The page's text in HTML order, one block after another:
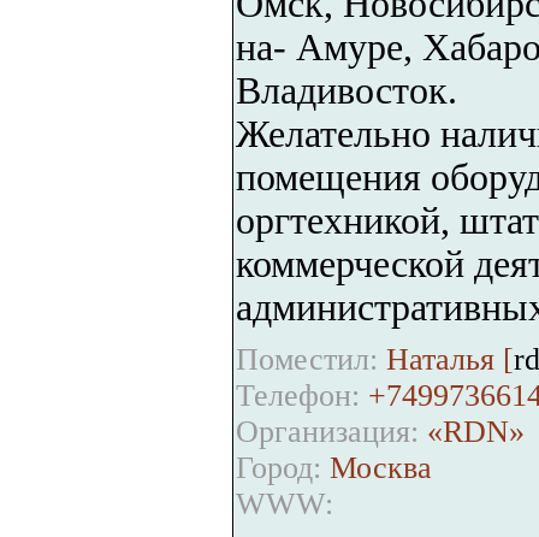
на- Амуре,
Владивосток.
Желательно
помещения
оргтехникой,
коммерческой
Поместил: Наталья [
Телефон:
Организация: «RDN»
Город: Москва
WWW: